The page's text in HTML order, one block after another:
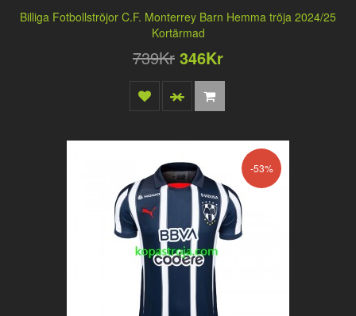
Billiga Fotbollströjor C.F. Monterrey Barn Hemma tröja 2024/25
Kortärmad
739Kr 346Kr
-53%